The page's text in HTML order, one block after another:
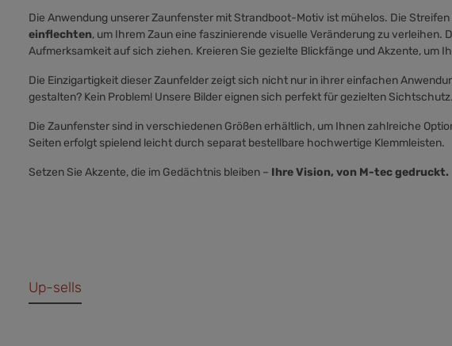
Die Anwendung unserer Zaunfenster mit Strandboot-Motiv ist mühelos. Die
einflechten, um Ihrem Zaun eine faszinierende visuelle Veränderung zu
Aufmerksamkeit auf sich ziehen. Kreieren Sie gezielte Blickfänge und Akzente, um
Die Einzigartigkeit dieser Zaunfelder zeigt sich nicht nur in ihrer einfachen
gestalten? Kein Problem! Unsere Bilder eignen sich perfekt für gezielten Sichtschutz.
Die Zaunfenster sind in verschiedenen Größen erhältlich, um Ihnen zahlreiche
Seiten erfolgt spielend leicht durch separat bestellbare hochwertige Klemmleisten.
Setzen Sie Akzente, die im Gedächtnis bleiben – Ihre Vision, von M-tec gedruckt.
Up-sells